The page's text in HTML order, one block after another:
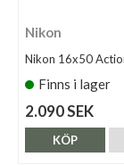
Nikon
Nikon 16x50
Finns i lager
2.090 SEK
KÖP